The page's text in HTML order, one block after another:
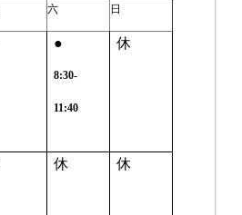
六 日
●
8:30-
11:40
休
休 休